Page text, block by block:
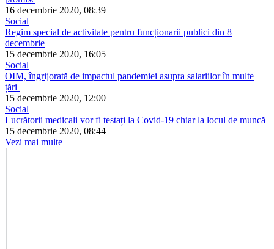
16 decembrie 2020, 08:39
Social
Regim special de activitate pentru funcționarii publici din 8
decembrie
15 decembrie 2020, 16:05
Social
OIM, îngrijorată de impactul pandemiei asupra salariilor în multe
țări
15 decembrie 2020, 12:00
Social
Lucrătorii medicali vor fi testați la Covid-19 chiar la locul de muncă
15 decembrie 2020, 08:44
Vezi mai multe